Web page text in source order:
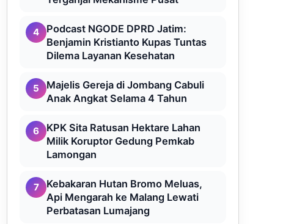
4
Podcast NGODE DPRD Jatim:
Benjamin Kristianto Kupas Tuntas
Dilema Layanan Kesehatan
5
Majelis Gereja di Jombang Cabuli
Anak Angkat Selama 4 Tahun
6
KPK Sita Ratusan Hektare Lahan
Milik Koruptor Gedung Pemkab
Lamongan
7
Kebakaran Hutan Bromo Meluas,
Api Mengarah ke Malang Lewati
Perbatasan Lumajang